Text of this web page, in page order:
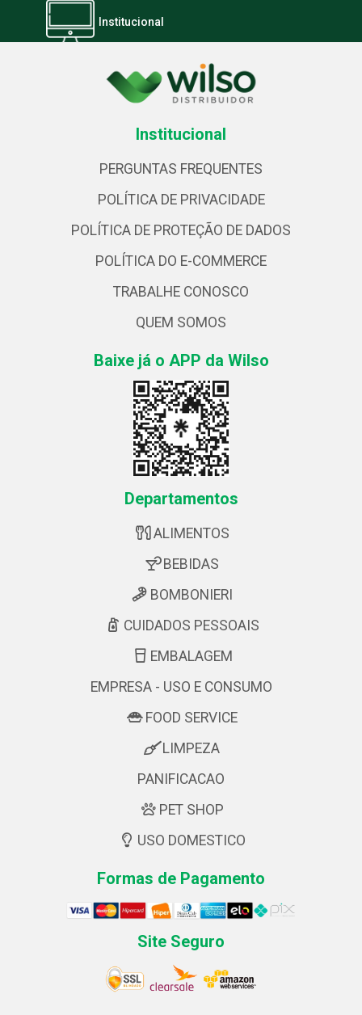
Institucional
Institucional
PERGUNTAS FREQUENTES
POLÍTICA DE PRIVACIDADE
POLÍTICA DE PROTEÇÃO DE DADOS
POLÍTICA DO E-COMMERCE
TRABALHE CONOSCO
QUEM SOMOS
Baixe já o APP da Wilso
Departamentos
ALIMENTOS
BEBIDAS
BOMBONIERI
CUIDADOS PESSOAIS
EMBALAGEM
EMPRESA - USO E CONSUMO
FOOD SERVICE
LIMPEZA
PANIFICACAO
PET SHOP
USO DOMESTICO
Formas de Pagamento
Site Seguro